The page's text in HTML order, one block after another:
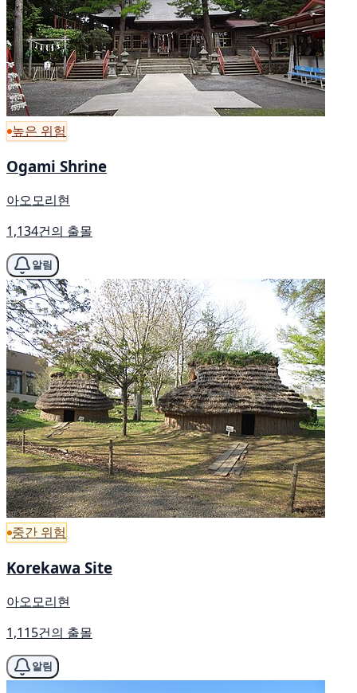
높은 위험
Ogami Shrine
아오모리현
1,134건의 출몰
알림
중간 위험
Korekawa Site
아오모리현
1,115건의 출몰
알림